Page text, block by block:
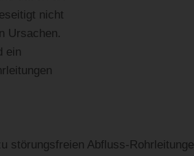
nicht
Ursachen.
ein
störungsfreien Abfluss-